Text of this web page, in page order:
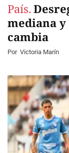
País.
mediana
cambia
Por Victoria Marín